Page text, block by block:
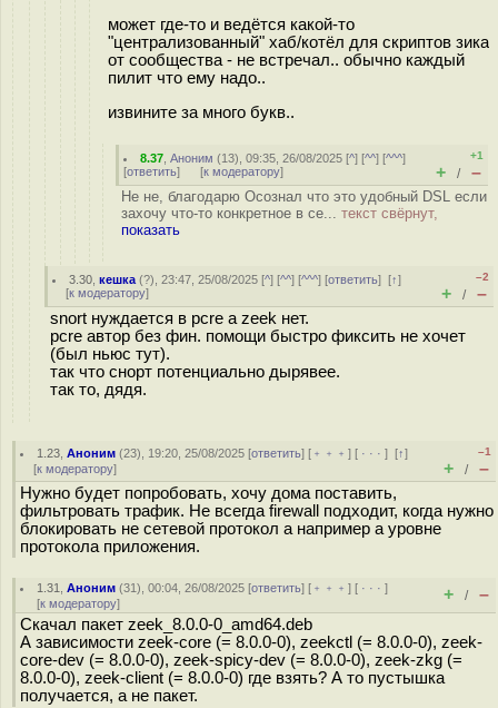
может где-то и ведётся какой-то
"централизованный" хаб/котёл для скриптов зика
от сообщества - не встречал.. обычно каждый
пилит что ему надо..
извините за много букв..
8.37 ,Аноним (13), 09:35, 26/08/2025 [^] [^^] [^^^]
[ответить] [к модератору]
+1
+ / –
Не не, благодарю Осознал что это удобный DSL если
захочу что-то конкретное в се... текст свёрнут,
показать
3.30 ,кешка (?), 23:47, 25/08/2025 [^] [^^] [^^^] [ответить][↑]
[к модератору]
–2
+ / –
snort нуждается в pcre а zeek нет.
pcre автор без фин. помощи быстро фиксить не хочет
(был ньюс тут).
так что снорт потенциально дырявее.
так то, дядя.
1.23 ,Аноним (23), 19:20, 25/08/2025 [ответить] [ ﹢﹢﹢] [ · · ·][↑]
[к модератору]
–1
+ / –
Нужно будет попробовать, хочу дома поставить,
фильтровать трафик. Не всегда firewall подходит, когда нужно
блокировать не сетевой протокол а например а уровне
протокола приложения.
1.31 ,Аноним (31), 00:04, 26/08/2025 [ответить] [ ﹢﹢﹢] [ · · ·]
[к модератору] + / –
Скачал пакет zeek_8.0.0-0_amd64.deb
А зависимости zeek-core (= 8.0.0-0), zeekctl (= 8.0.0-0), zeek-
core-dev (= 8.0.0-0), zeek-spicy-dev (= 8.0.0-0), zeek-zkg (=
8.0.0-0), zeek-client (= 8.0.0-0) где взять? А то пустышка
получается, а не пакет.